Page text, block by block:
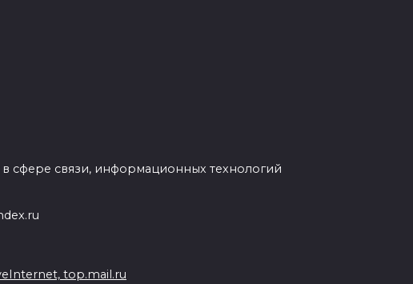
сфере связи, информационных технологий
top.mail.ru